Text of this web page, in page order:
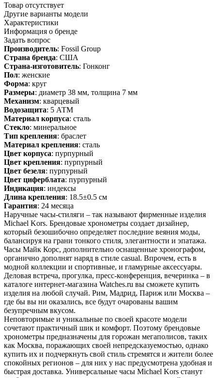
Товар отсутствует
Другие варианты модели
Характеристики
Информация о бренде
Задать вопрос
Производитель: Fossil Group
Страна бренда: США
Страна-изготовитель: Гонконг
Пол: женские
Форма: круг
Размеры: диаметр 38 мм, толщина 7 мм
Механизм: кварцевый
Водозащита: 5 АТМ
Материал корпуса: сталь
Стекло: минеральное
Тип крепления: браслет
Материал крепления: сталь
Цвет корпуса: пурпурный
Цвет крепления: пурпурный
Цвет безеля: пурпурный
Цвет циферблата: пурпурный
Индикация: индексы
Длина крепления: 18.5±0.5 см
Гарантия: 24 месяца
Наручные часы-стиляги – так называют фирменные изделия
Michael Kors. Брендовые хронометры создает дизайнер,
который безошибочно определяет последние веяния моды,
балансируя на грани тонкого стиля, элегантности и эпатажа.
Часы Майк Корс, дополнительно оснащенные хронографом,
органично дополнят наряд в стиле casual. Впрочем, есть в
модной коллекции и спортивные, и гламурные аксессуары.
Деловая встреча, прогулка, пресс-конференция, вечеринка – в
каталоге интернет-магазина Watches.ru вы сможете купить
изделия на любой случай. Рим, Мадрид, Париж или Москва –
где бы вы ни оказались, все будут очарованы вашим
безупречным вкусом.
Неповторимые и уникальные по своей красоте модели
сочетают практичный шик и комфорт. Поэтому брендовые
хронометры предназначены для горожан мегаполисов, таких
как Москва, поражающих своей непредсказуемостью, однако
купить их и подчеркнуть свой стиль стремятся и жители более
спокойных регионов – для них у нас предусмотрена удобная и
быстрая доставка. Универсальные часы Michael Kors станут